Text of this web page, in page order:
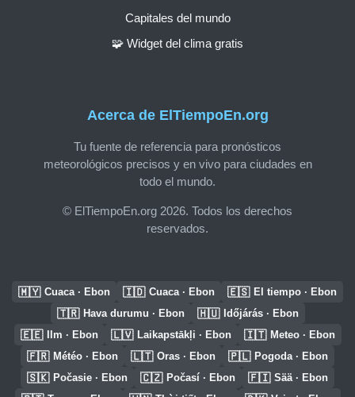
Acerca de ElTiempoEn.org
Tu fuente de referencia para pronósticos
meteorológicos precisos y en vivo para ciudades en
todo el mundo.
© ElTiempoEn.org 2026. Todos los derechos
reservados.
Capitales del mundo
🧩 Widget del clima gratis
🇲🇾 Cuaca · Ebon 🇮🇩 Cuaca · Ebon 🇪🇸 El tiempo · Ebon
🇹🇷 Hava durumu · Ebon 🇭🇺 Időjárás · Ebon
🇪🇪 Ilm · Ebon 🇱🇻 Laikapstākļi · Ebon 🇮🇹 Meteo · Ebon
🇫🇷 Météo · Ebon 🇱🇹 Oras · Ebon 🇵🇱 Pogoda · Ebon
🇸🇰 Počasie · Ebon 🇨🇿 Počasí · Ebon 🇫🇮 Sää · Ebon